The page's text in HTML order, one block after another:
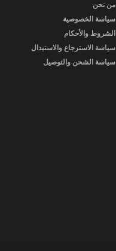
من نحن
سياسة الخصوصية
الشروط والأحكام
سياسة الاسترجاع والاستبدال
سياسة الشحن والتوصيل